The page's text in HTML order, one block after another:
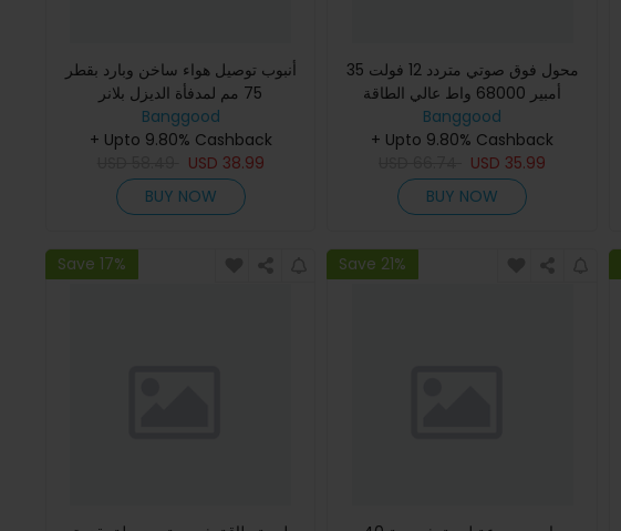
أنبوب توصيل هواء ساخن وبارد بقطر
75 مم لمدفأة الديزل بلانر
Banggood
+ Upto 9.80% Cashback
USD 38.99
BUY NOW
محول فوق صوتي متردد 12 فولت 35
أمبير 68000 واط عالي الطاقة
إلكتروني فيشر ماكينة صيد إلكترونية
آمنة مع 12 حماية أمان ذكية
Banggood
+ Upto 9.80% Cashback
USD 35.99
BUY NOW
Save 17% Save 21%